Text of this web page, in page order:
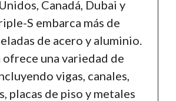
Canadá, Dubai y
S embarca más de
de acero y aluminio.
ofrece una variedad de
vigas, canales,
placas de piso y metales